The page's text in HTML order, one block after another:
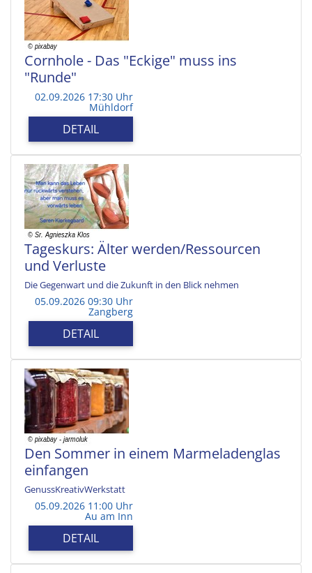
Cornhole - Das "Eckige" muss ins
"Runde"
02.09.2026 17:30 Uhr
Mühldorf
DETAIL
Tageskurs: Älter werden/Ressourcen
und Verluste
Die Gegenwart und die Zukunft in den Blick nehmen
05.09.2026 09:30 Uhr
Zangberg
DETAIL
Den Sommer in einem Marmeladenglas
einfangen
GenussKreativWerkstatt
05.09.2026 11:00 Uhr
Au am Inn
DETAIL